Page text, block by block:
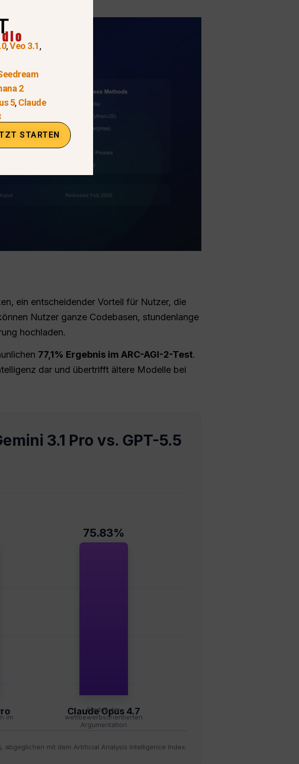
ein entscheidender Vorteil für Nutzer, die
Nutzer ganze Codebasen, stundenlange
hochladen.
77,1% Ergebnis im ARC-AGI-2-Test.
dar und übertrifft ältere Modelle bei
3.1 Pro vs. GPT-5.5
im
75.83%
Claude Opus 4.7
Modell der
wettbewerbsorientierten
Argumentation
abgeglichen mit dem Artificial Analysis Intelligence Index.
,Veo 3.1,
2
5,Claude
STARTEN